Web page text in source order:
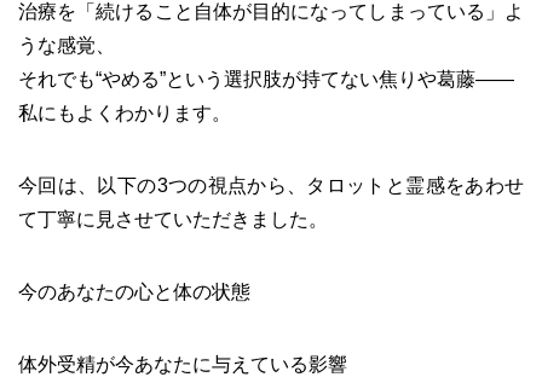
治療を「続けること自体が目的になってしまっている」よ
うな感覚、
それでも“やめる”という選択肢が持てない焦りや葛藤――
私にもよくわかります。
今回は、以下の3つの視点から、タロットと霊感をあわせ
て丁寧に見させていただきました。
今のあなたの心と体の状態
体外受精が今あなたに与えている影響